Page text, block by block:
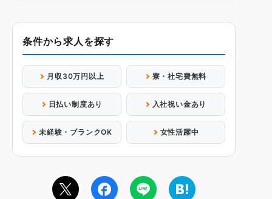
条件から求人を探す
月収30万円以上 寮・社宅費無料
日払い制度あり 入社祝い金あり
未経験・ブランクOK 女性活躍中